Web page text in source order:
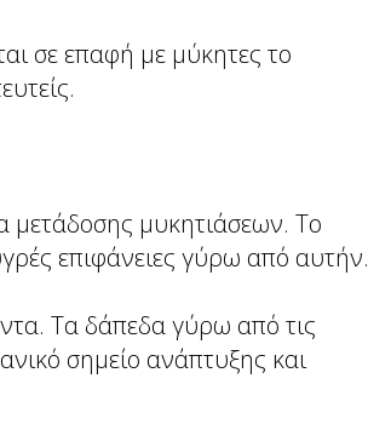
σε επαφή με μύκητες το
μετάδοσης μυκητιάσεων. Το
επιφάνειες γύρω από αυτήν.
Τα δάπεδα γύρω από τις
σημείο ανάπτυξης και